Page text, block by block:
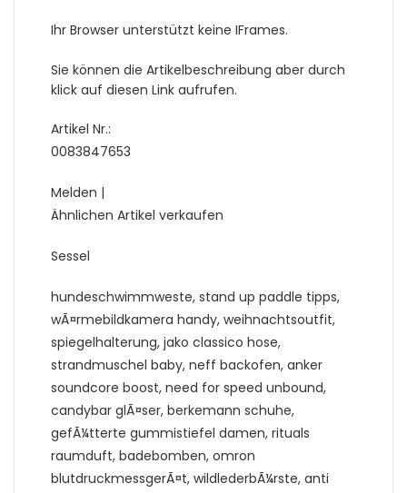
Ihr Browser unterstützt keine IFrames.
Sie können die Artikelbeschreibung aber durch
klick auf diesen Link aufrufen.
Artikel Nr.:
0083847653
Melden |
Ähnlichen Artikel verkaufen
Sessel
hundeschwimmweste, stand up paddle tipps,
wÃ¤rmebildkamera handy, weihnachtsoutfit,
spiegelhalterung, jako classico hose,
strandmuschel baby, neff backofen, anker
soundcore boost, need for speed unbound,
candybar glÃ¤ser, berkemann schuhe,
gefÃ¼tterte gummistiefel damen, rituals
raumduft, badebomben, omron
blutdruckmessgerÃ¤t, wildlederbÃ¼rste, anti